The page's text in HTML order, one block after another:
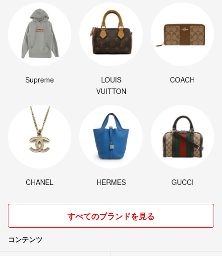
Supreme
LOUIS
VUITTON
COACH
CHANEL HERMES GUCCI
すべてのブランドを見る
コンテンツ